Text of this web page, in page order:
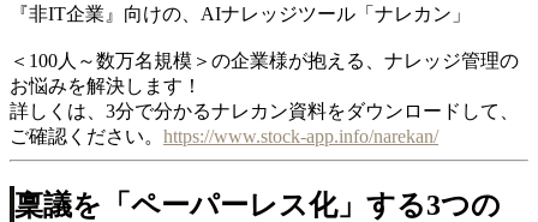
『非IT企業』向けの、AIナレッジツール「ナレカン」
＜100人～数万名規模＞の企業様が抱える、ナレッジ管理の
お悩みを解決します！
詳しくは、3分で分かるナレカン資料をダウンロードして、
ご確認ください。 https://www.stock-app.info/narekan/
稟議を「ペーパーレス化」する3つの